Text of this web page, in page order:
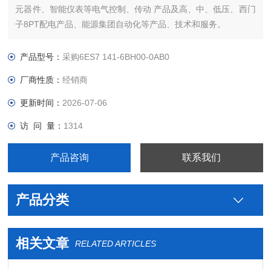
元器件、智能仪表等电气控制、传动 产品及高、中、低压、西门
子8PT配电产品、能源集团自动化等产品、技术和服务。
自动化控制、网络通讯、变频电机、低压元器件、智能仪表等电
产品型号： 采购6ES7 141-6BH00-0AB0
厂商性质：经销商
更新时间： 2026-07-06
访 问 量： 1314
产品咨询 联系我们
产品分类
相关文章 RELATED ARTICLES